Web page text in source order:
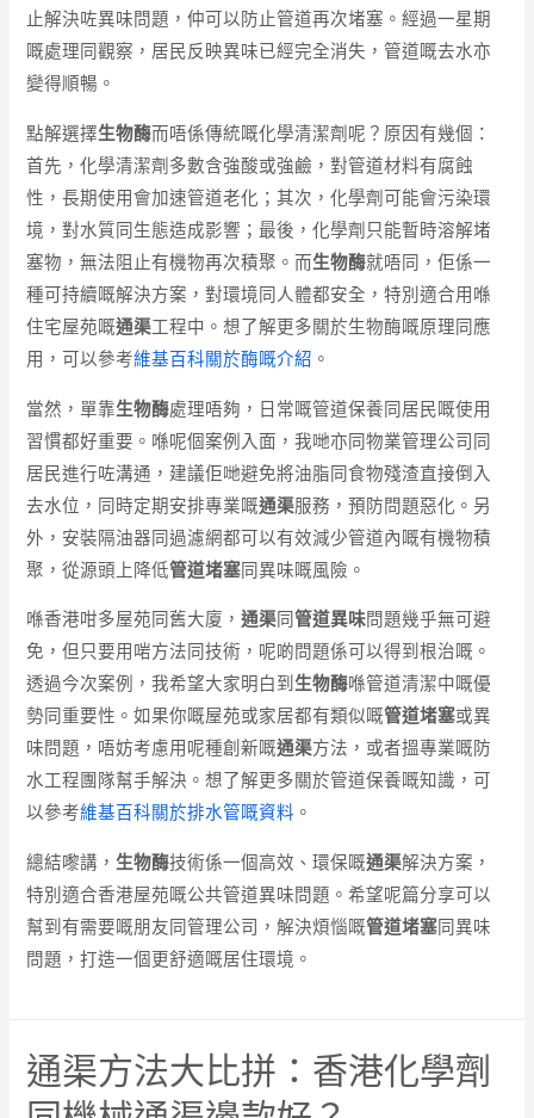
止解決咗異味問題，仲可以防止管道再次堵塞。經過一星期
嘅處理同觀察，居民反映異味已經完全消失，管道嘅去水亦
變得順暢。
點解選擇生物酶而唔係傳統嘅化學清潔劑呢？原因有幾個：
首先，化學清潔劑多數含強酸或強鹼，對管道材料有腐蝕
性，長期使用會加速管道老化；其次，化學劑可能會污染環
境，對水質同生態造成影響；最後，化學劑只能暫時溶解堵
塞物，無法阻止有機物再次積聚。而生物酶就唔同，佢係一
種可持續嘅解決方案，對環境同人體都安全，特別適合用喺
住宅屋苑嘅通渠工程中。想了解更多關於生物酶嘅原理同應
用，可以參考維基百科關於酶嘅介紹 。
當然，單靠生物酶處理唔夠，日常嘅管道保養同居民嘅使用
習慣都好重要。喺呢個案例入面，我哋亦同物業管理公司同
居民進行咗溝通，建議佢哋避免將油脂同食物殘渣直接倒入
去水位，同時定期安排專業嘅通渠服務，預防問題惡化。另
外，安裝隔油器同過濾網都可以有效減少管道內嘅有機物積
聚，從源頭上降低管道堵塞同異味嘅風險。
喺香港咁多屋苑同舊大廈，通渠同管道異味問題幾乎無可避
免，但只要用啱方法同技術，呢啲問題係可以得到根治嘅。
透過今次案例，我希望大家明白到 生物酶喺管道清潔中嘅優
勢同重要性。如果你嘅屋苑或家居都有類似嘅管道堵塞或異
味問題，唔妨考慮用呢種創新嘅通渠方法，或者搵專業嘅防
水工程團隊幫手解決。想了解更多關於管道保養嘅知識，可
以參考維基百科關於排水管嘅資料 。
總結嚟講， 生物酶技術係一個高效、環保嘅通渠解決方案，
特別適合香港屋苑嘅公共管道異味問題。希望呢篇分享可以
幫到有需要嘅朋友同管理公司，解決煩惱嘅管道堵塞同異味
問題，打造一個更舒適嘅居住環境。
通渠方法大比拼：香港化學劑